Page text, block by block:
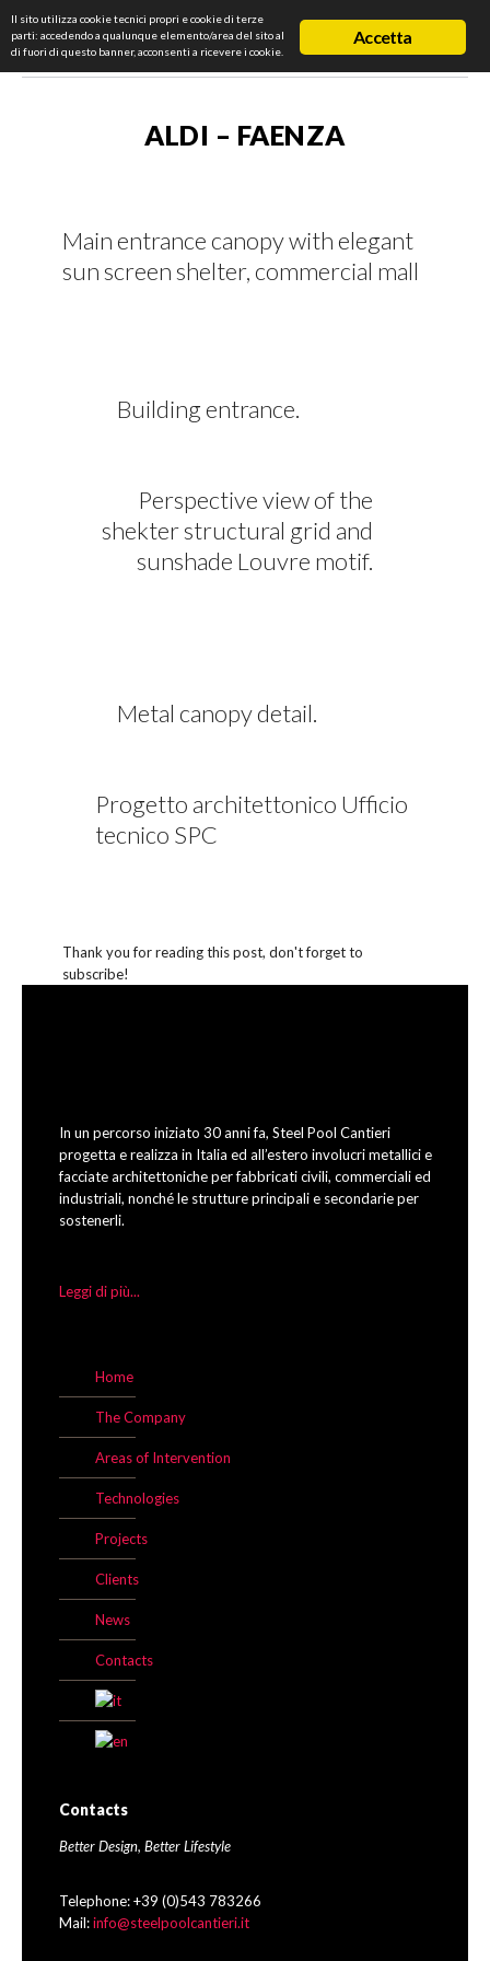
ALDI – FAENZA
Main entrance canopy with elegant
sun screen shelter, commercial mall
Building entrance.
Perspective view of the
shekter structural grid and
sunshade Louvre motif.
Metal canopy detail.
Progetto architettonico Ufficio
tecnico SPC
Thank you for reading this post, don't forget to
subscribe!
In un percorso iniziato 30 anni fa, Steel Pool Cantieri
progetta e realizza in Italia ed all’estero involucri metallici e
facciate architettoniche per fabbricati civili, commerciali ed
industriali, nonché le strutture principali e secondarie per
sostenerli.
Leggi di più...
Home
The Company
Areas of Intervention
Technologies
Projects
Clients
News
Contacts
Contacts
Better Design, Better Lifestyle
Telephone: +39 (0)543 783266
Mail:info@steelpoolcantieri.it
Accetta
Il sito utilizza cookie tecnici propri e cookie di terze
parti: accedendo a qualunque elemento/area del sito al
di fuori di questo banner, acconsenti a ricevere i cookie.